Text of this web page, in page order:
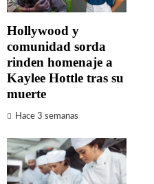
Hollywood y
comunidad sorda
rinden homenaje a
Kaylee Hottle tras su
muerte
Hace 3 semanas